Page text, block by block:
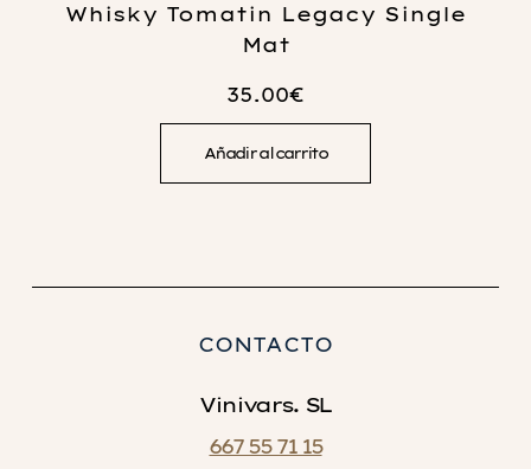
Whisky Tomatin Legacy Single
Mat
35.00€
Añadir al carrito
CONTACTO
Vinivars. SL
667 55 71 15